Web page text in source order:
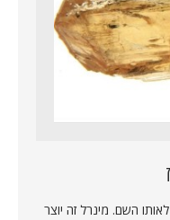
השם. מינרל זה יוצר